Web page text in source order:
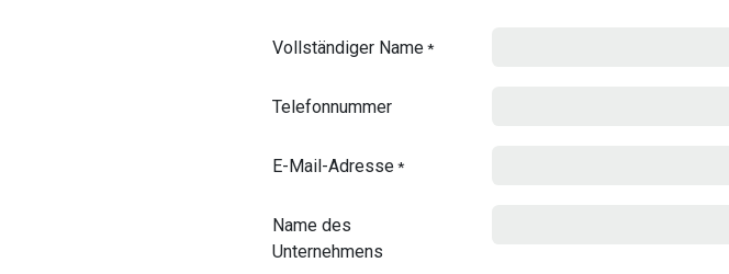
Vollständiger Name*
Telefonnummer
E-Mail-Adresse*
Name des
Unternehmens